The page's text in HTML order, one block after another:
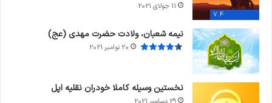
7.4
11 جولای 2021
نیمه شعبان، ولادت حضرت مهدی (عج)
20 نوامبر 2021
نخستین وسیله کاملا خودران نقلیه اپل